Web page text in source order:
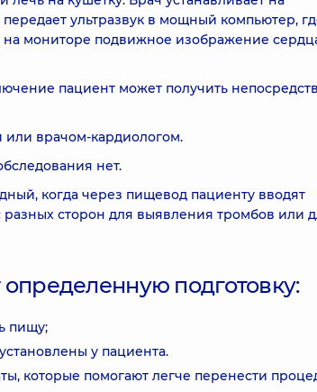
ультразвук в мощный компьютер,
мониторе подвижное изображение
пациент может получить
или врачом-кардиологом.
нет.
когда через пищевод пациенту вводят
сторон для выявления тромбов или
подготовку:
пищу;
у пациента.
которые помогают легче перенести